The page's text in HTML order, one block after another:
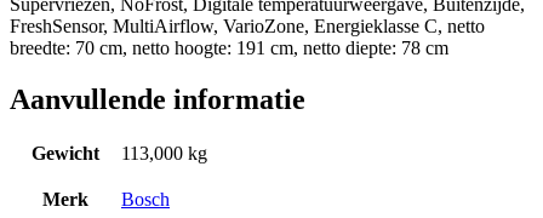
FreshSensor, MultiAirflow, VarioZone, Energieklasse C, netto
breedte: 70 cm, netto hoogte: 191 cm, netto diepte: 78 cm
Aanvullende informatie
Gewicht 113,000 kg
Merk Bosch